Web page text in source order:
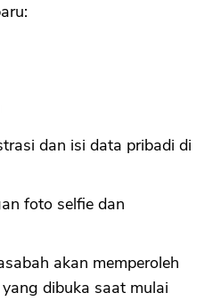
dan isi data pribadi di
foto selfie dan
akan memperoleh
dibuka saat mulai